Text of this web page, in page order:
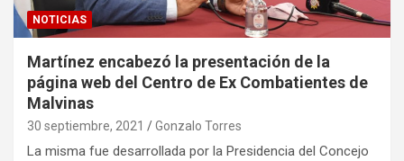
NOTICIAS
Martínez encabezó la presentación de la
página web del Centro de Ex Combatientes de
Malvinas
30 septiembre, 2021 Gonzalo Torres
La misma fue desarrollada por la Presidencia del Concejo